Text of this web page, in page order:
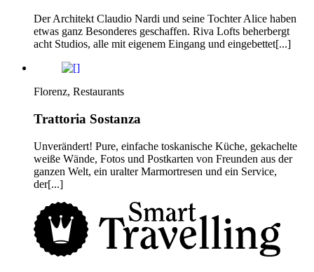
Der Architekt Claudio Nardi und seine Tochter Alice haben
etwas ganz Besonderes geschaffen. Riva Lofts beherbergt
acht Studios, alle mit eigenem Eingang und eingebettet[...]
Florenz, Restaurants
Trattoria Sostanza
Unverändert! Pure, einfache toskanische Küche, gekachelte
weiße Wände, Fotos und Postkarten von Freunden aus der
ganzen Welt, ein uralter Marmortresen und ein Service,
der[...]